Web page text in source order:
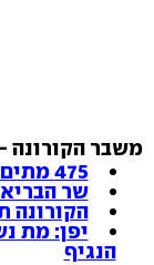
משבר הקורונה
475 מתים באיטליה: שיא מתחילת ההתפרצות
שר
הקורונה
יפן: מת
הנגיף